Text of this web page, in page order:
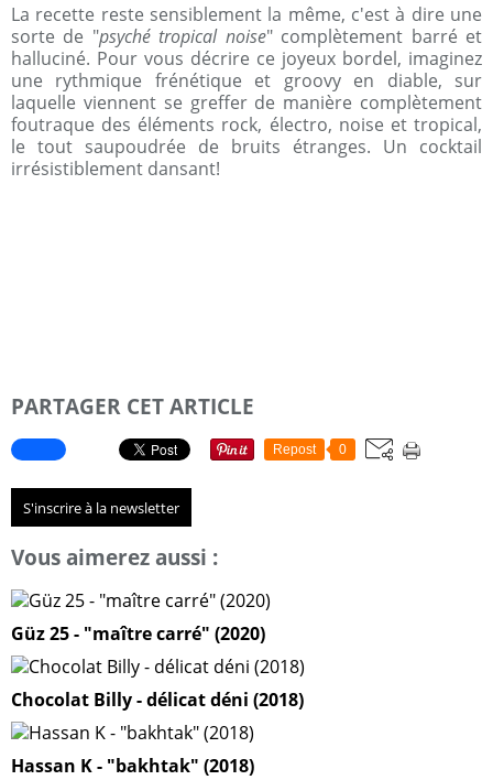
La recette reste sensiblement la même, c'est à dire une
sorte de "psyché tropical noise" complètement barré et
halluciné. Pour vous décrire ce joyeux bordel, imaginez
une rythmique frénétique et groovy en diable, sur
laquelle viennent se greffer de manière complètement
foutraque des éléments rock, électro, noise et tropical,
le tout saupoudrée de bruits étranges. Un cocktail
irrésistiblement dansant!
PARTAGER CET ARTICLE
Repost 0
S'inscrire à la newsletter
Vous aimerez aussi :
Güz 25 - "maître carré" (2020)
Chocolat Billy - délicat déni (2018)
Hassan K - "bakhtak" (2018)